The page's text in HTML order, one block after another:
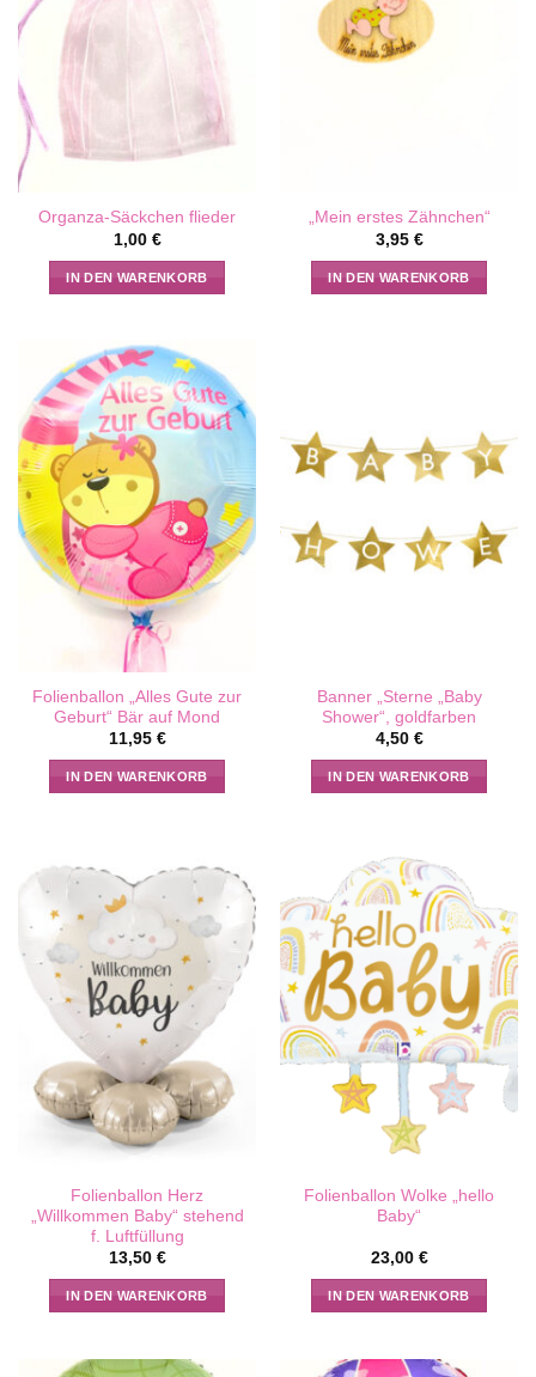
Organza-Säckchen flieder
1,00 €
IN DEN WARENKORB
„Mein erstes Zähnchen“
3,95 €
IN DEN WARENKORB
Folienballon „Alles Gute zur
Geburt“ Bär auf Mond
11,95 €
IN DEN WARENKORB
Banner „Sterne „Baby
Shower“, goldfarben
4,50 €
IN DEN WARENKORB
Folienballon Herz
„Willkommen Baby“ stehend
f. Luftfüllung
13,50 €
IN DEN WARENKORB
Folienballon Wolke „hello
Baby“
23,00 €
IN DEN WARENKORB